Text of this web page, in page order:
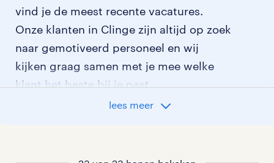
vind je de meest recente vacatures.
Onze klanten in Clinge zijn altijd op zoek
naar gemotiveerd personeel en wij
kijken graag samen met je mee welke
klant het beste bij je past.
lees meer